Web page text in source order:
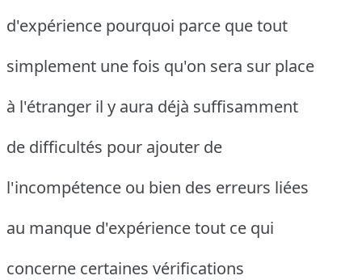
d'expérience pourquoi parce que tout
simplement une fois qu'on sera sur place
à l'étranger il y aura déjà suffisamment
de difficultés pour ajouter de
l'incompétence ou bien des erreurs liées
au manque d'expérience tout ce qui
concerne certaines vérifications